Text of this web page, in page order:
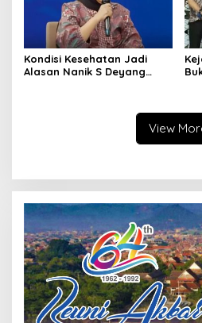
Kondisi Kesehatan Jadi
Alasan Nanik S Deyang
View